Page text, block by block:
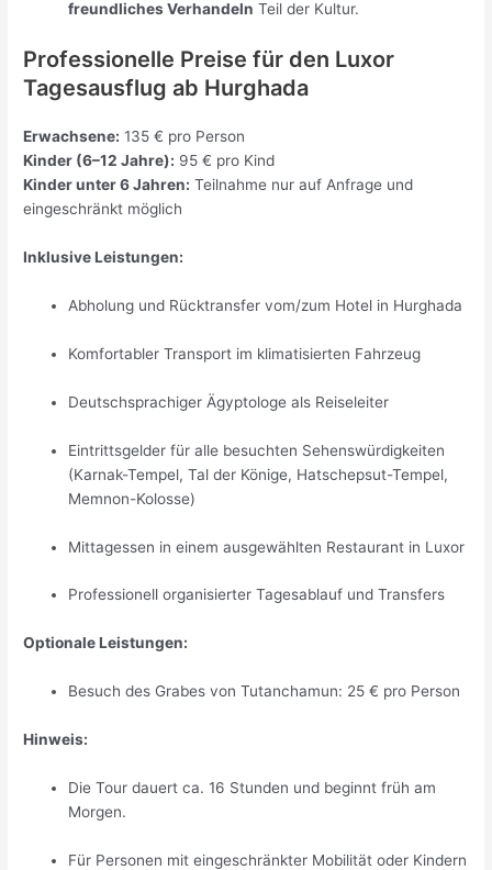
freundliches Verhandeln Teil der Kultur.
Professionelle Preise für den Luxor
Tagesausflug ab Hurghada
Erwachsene: 135 € pro Person
Kinder (6–12 Jahre): 95 € pro Kind
Kinder unter 6 Jahren: Teilnahme nur auf Anfrage und
eingeschränkt möglich
Inklusive Leistungen:
Abholung und Rücktransfer vom/zum Hotel in Hurghada
Komfortabler Transport im klimatisierten Fahrzeug
Deutschsprachiger Ägyptologe als Reiseleiter
Eintrittsgelder für alle besuchten Sehenswürdigkeiten
(Karnak-Tempel, Tal der Könige, Hatschepsut-Tempel,
Memnon-Kolosse)
Mittagessen in einem ausgewählten Restaurant in Luxor
Professionell organisierter Tagesablauf und Transfers
Optionale Leistungen:
Besuch des Grabes von Tutanchamun: 25 € pro Person
Hinweis:
Die Tour dauert ca. 16 Stunden und beginnt früh am
Morgen.
Für Personen mit eingeschränkter Mobilität oder Kindern